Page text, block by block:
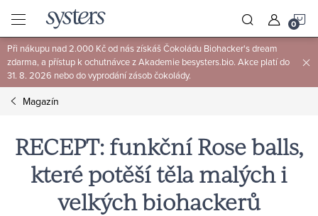
obsah
Při nákupu nad 2.000 Kč od nás získáš Čokoládu Biohacker's dream
zdarma, a přístup k ochutnávce z Akademie besysters.bio. Akce platí do
31. 8. 2026 nebo do vyprodání zásob čokolády.
Magazín
RECEPT: funkční Rose balls,
které potěší těla malých i
velkých biohackerů